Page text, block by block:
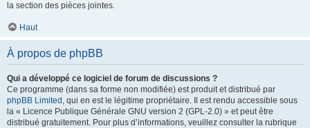
la section des pièces jointes.
Haut
À propos de phpBB
Qui a développé ce logiciel de forum de discussions ?
Ce programme (dans sa forme non modifiée) est produit et distribué par
phpBB Limited , qui en est le légitime propriétaire. Il est rendu accessible sous
la « Licence Publique Générale GNU version 2 (GPL-2.0) » et peut être
distribué gratuitement. Pour plus d’informations, veuillez consulter la rubrique